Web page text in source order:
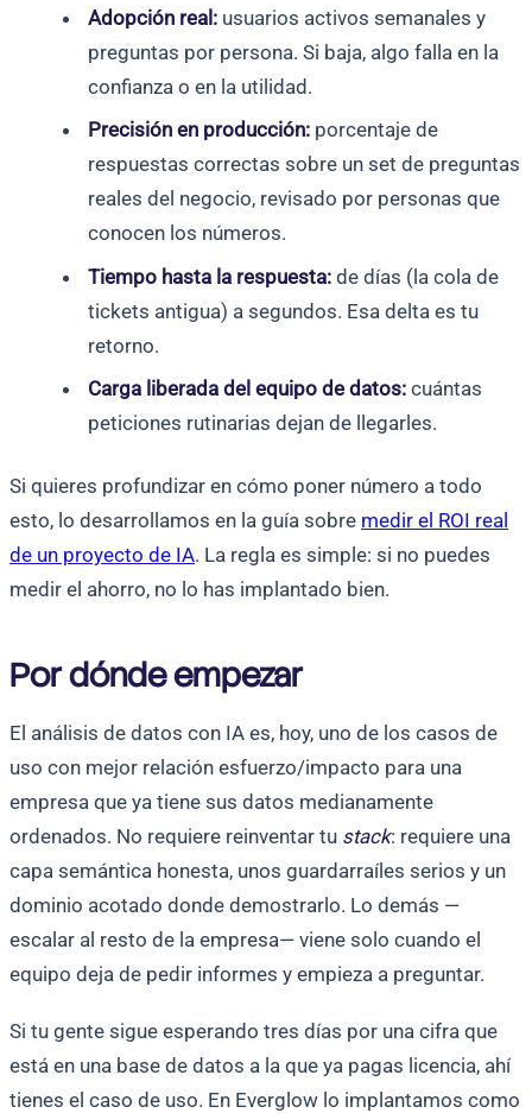
Adopción real: usuarios activos semanales y
preguntas por persona. Si baja, algo falla en la
confianza o en la utilidad.
Precisión en producción: porcentaje de
respuestas correctas sobre un set de preguntas
reales del negocio, revisado por personas que
conocen los números.
Tiempo hasta la respuesta: de días (la cola de
tickets antigua) a segundos. Esa delta es tu
retorno.
Carga liberada del equipo de datos: cuántas
peticiones rutinarias dejan de llegarles.
Si quieres profundizar en cómo poner número a todo
esto, lo desarrollamos en la guía sobre medir el ROI real
de un proyecto de IA. La regla es simple: si no puedes
medir el ahorro, no lo has implantado bien.
Por dónde empezar
El análisis de datos con IA es, hoy, uno de los casos de
uso con mejor relación esfuerzo/impacto para una
empresa que ya tiene sus datos medianamente
ordenados. No requiere reinventar tu stack: requiere una
capa semántica honesta, unos guardarraíles serios y un
dominio acotado donde demostrarlo. Lo demás —
escalar al resto de la empresa— viene solo cuando el
equipo deja de pedir informes y empieza a preguntar.
Si tu gente sigue esperando tres días por una cifra que
está en una base de datos a la que ya pagas licencia, ahí
tienes el caso de uso. En Everglow lo implantamos como